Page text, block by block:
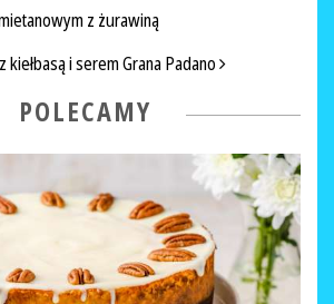
PO ARTYKUŁACH
z żurawiną
i serem Grana Padano
POLECAMY